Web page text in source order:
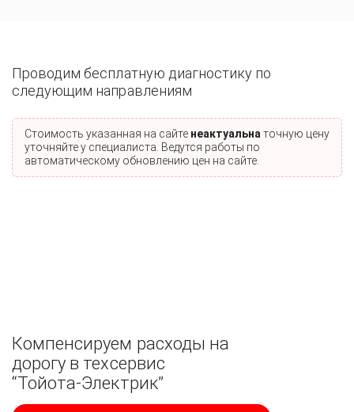
Проводим бесплатную диагностику по
следующим направлениям
Стоимость указанная на сайте неактуальна точную цену
уточняйте у специалиста. Ведутся работы по
автоматическому обновлению цен на сайте.
Компенсируем расходы на
дорогу в техсервис
“Тойота-Электрик”